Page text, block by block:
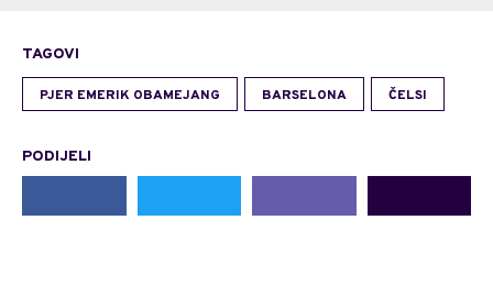
TAGOVI
PJER EMERIK OBAMEJANG BARSELONA ČELSI
PODIJELI